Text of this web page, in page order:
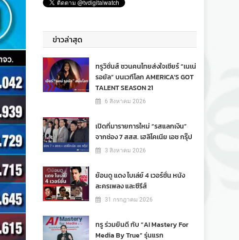
ข่าวล่าสุด
ทรูวิชั่นส์ ชวนคนไทยส่งใจเชียร์ “เนเน่
รอยัล” บนเวทีโลก AMERICA’S GOT
TALENT SEASON 21
6 สิงหาคม 2026
เปิดที่มารายการใหม่ “รสแลกเงิน”
จากช่อง 7 สสส. เฮลิโคเนีย เอช กรุ๊ป
3 สิงหาคม 2026
ย้อนดู แดง ไบเล่ย์ 4 เวอร์ชั่น หนัง
ละครเพลง และซีรีส์
31 กรกฎาคม 2026
ทรู ร่วมยินดี กับ “AI Mastery For
Media By True” รุ่นแรก